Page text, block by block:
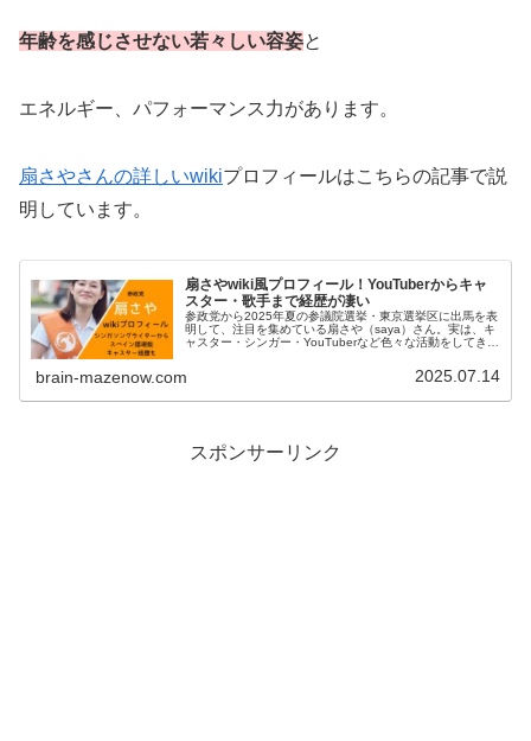
年齢を感じさせない若々しい容姿と
エネルギー、パフォーマンス力があります。
扇さやさんの詳しいwikiプロフィールはこちらの記事で説
明しています。
扇さやwiki風プロフィール！YouTuberからキャ
スター・歌手まで経歴が凄い
参政党から2025年夏の参議院選挙・東京選挙区に出馬を表
明して、注目を集めている扇さや（saya）さん。実は、キ
ャスター・シンガー・YouTuberなど色々な活動をしてきた
brain-mazenow.com 2025.07.14
スポンサーリンク